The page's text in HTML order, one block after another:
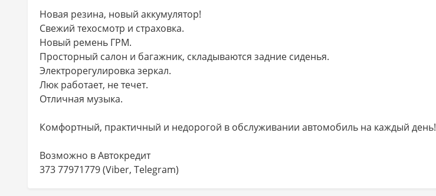
Новая резина, новый аккумулятор!
Свежий техосмотр и страховка.
Новый ремень ГРМ.
Просторный салон и багажник, складываются задние сиденья.
Электрорегулировка зеркал.
Люк работает, не течет.
Отличная музыка.
Комфортный, практичный и недорогой в обслуживании автомобиль на каждый день!
Возможно в Автокредит
373 77971779 (Viber, Telegram)